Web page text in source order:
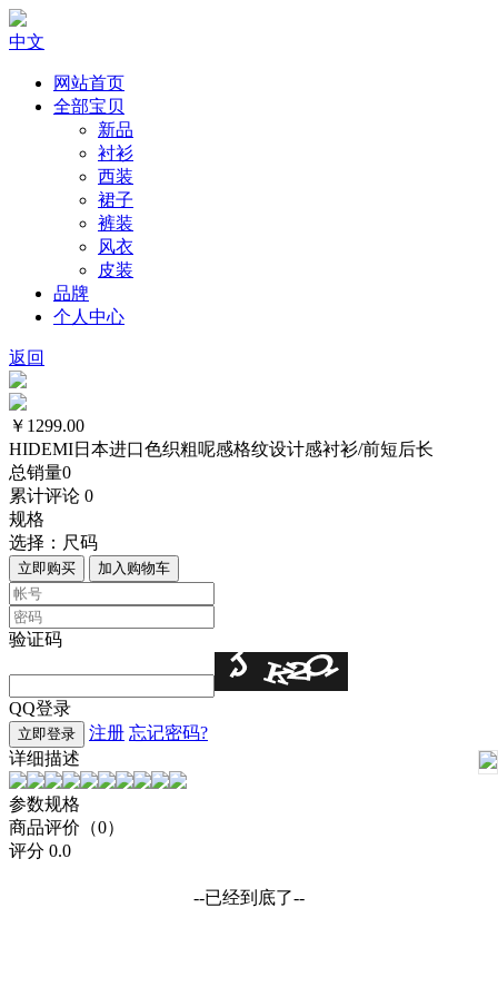
中文
网站首页
全部宝贝
新品
衬衫
西装
裙子
裤装
风衣
皮装
品牌
个人中心
返回
￥1299.00
HIDEMI日本进口色织粗呢感格纹设计感衬衫/前短后长
总销量0
累计评论 0
规格
选择： 尺码
立即购买 加入购物车
验证码
QQ登录
立即登录 注册 忘记密码?
详细描述
参数规格
商品评价（0）
评分 0.0
--已经到底了--